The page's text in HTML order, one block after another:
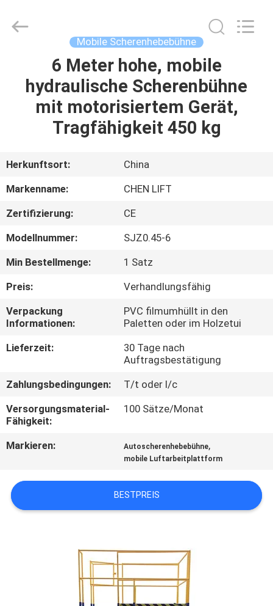
HAUSE
PRODUKTE
ÜBER
UNS
WERKSBESICHTIGUNG
QUALITÄTSKONTROLLE
KONTAKT
MIT
UNS
NEUIGKEITEN
BITTE UM
EIN
SITEMAP
LTD.
Mobile Scherenhebebühne
6 Meter hohe, mobile
hydraulische Scherenbühne
mit motorisiertem Gerät,
Tragfähigkeit 450 kg
Herkunftsort:
China
Markenname:
CHEN LIFT
Zertifizierung:
CE
Modellnummer:
SJZ0.45-6
Min Bestellmenge:
1 Satz
Preis:
Verhandlungsfähig
Verpackung
Informationen:
PVC filmumhüllt in den
Paletten oder im Holzetui
Lieferzeit:
30 Tage nach
Auftragsbestätigung
Zahlungsbedingungen:
T/t oder l/c
Versorgungsmaterial-
Fähigkeit:
100 Sätze/Monat
Markieren: Autoscherenhebebühne,
mobile Luftarbeitplattform
BESTPREIS